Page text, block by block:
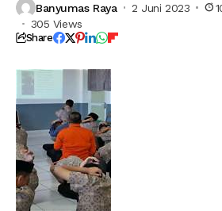
Banyumas Raya 2 Juni 2023
305 Views
Share